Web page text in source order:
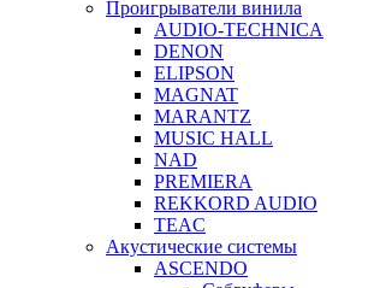
Проигрыватели винила
AUDIO-TECHNICA
DENON
ELIPSON
MAGNAT
MARANTZ
MUSIC HALL
NAD
PREMIERA
REKKORD AUDIO
TEAC
Акустические системы
ASCENDO